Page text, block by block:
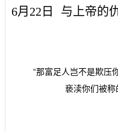
6月22日 与上帝的
“那富足人岂不是欺压
亵渎你们被称